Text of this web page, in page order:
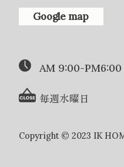
Google map
AM 9:00-PM6:00
毎週水曜日
Copyright © 2023 IK